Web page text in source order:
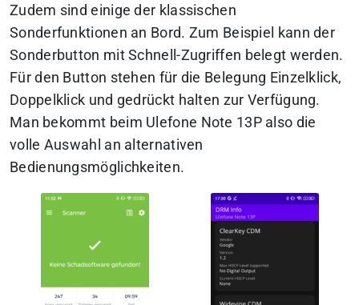
Zudem sind einige der klassischen
Sonderfunktionen an Bord. Zum Beispiel kann der
Sonderbutton mit Schnell-Zugriffen belegt werden.
Für den Button stehen für die Belegung Einzelklick,
Doppelklick und gedrückt halten zur Verfügung.
Man bekommt beim Ulefone Note 13P also die
volle Auswahl an alternativen
Bedienungsmöglichkeiten.